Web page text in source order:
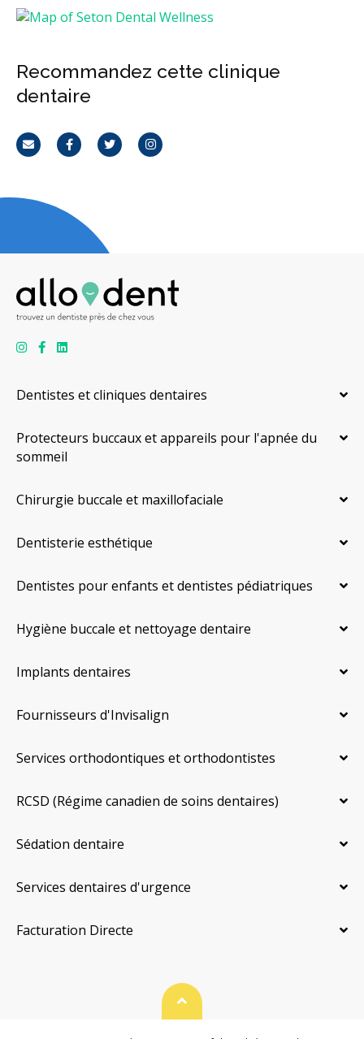
Recommandez cette clinique
dentaire
CourrielFacebookTwitterInstagram
Dentistes et cliniques dentaires
Protecteurs buccaux et appareils pour l'apnée du
sommeil
Chirurgie buccale et maxillofaciale
Dentisterie esthétique
Dentistes pour enfants et dentistes pédiatriques
Hygiène buccale et nettoyage dentaire
Implants dentaires
Fournisseurs d'Invisalign
Services orthodontiques et orthodontistes
RCSD (Régime canadien de soins dentaires)
Sédation dentaire
Services dentaires d'urgence
Facturation Directe
Haut de page